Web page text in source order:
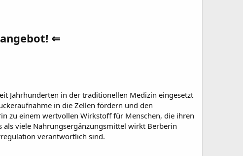
⇐
Jahrhunderten in der traditionellen Medizin eingesetzt
in die Zellen fördern und den
zu einem wertvollen Wirkstoff für Menschen, die ihren
viele Nahrungsergänzungsmittel wirkt Berberin
verantwortlich sind.